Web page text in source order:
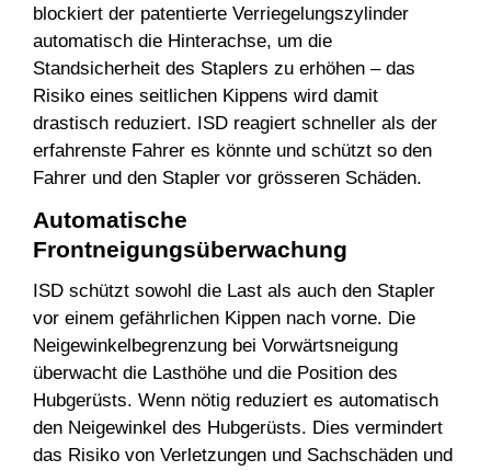
blockiert der patentierte Verriegelungszylinder
automatisch die Hinterachse, um die
Standsicherheit des Staplers zu erhöhen – das
Risiko eines seitlichen Kippens wird damit
drastisch reduziert. ISD reagiert schneller als der
erfahrenste Fahrer es könnte und schützt so den
Fahrer und den Stapler vor grösseren Schäden.
Automatische
Frontneigungsüberwachung
ISD schützt sowohl die Last als auch den Stapler
vor einem gefährlichen Kippen nach vorne. Die
Neigewinkelbegrenzung bei Vorwärtsneigung
überwacht die Lasthöhe und die Position des
Hubgerüsts. Wenn nötig reduziert es automatisch
den Neigewinkel des Hubgerüsts. Dies vermindert
das Risiko von Verletzungen und Sachschäden und